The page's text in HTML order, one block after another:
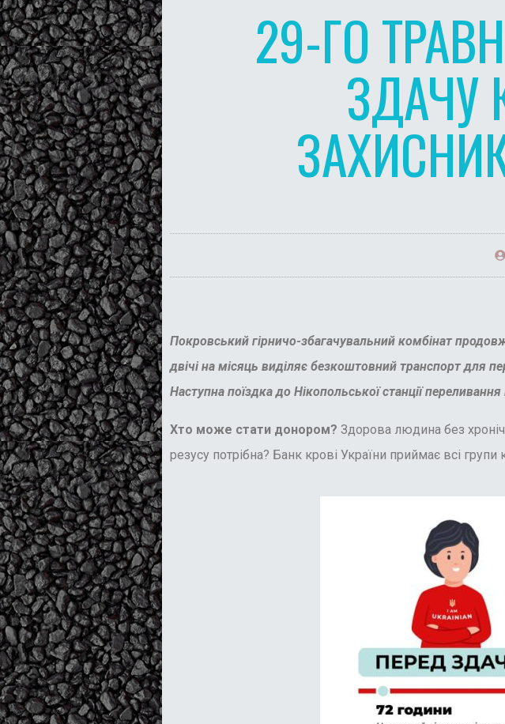
29-ГО
ЗДАЧУ
Покровський гірничо-збагачувальний комбінат
двічі на місяць виділяє безкоштовний транспорт для
Наступна поїздка до Нікопольської станції
Хто може стати донором?Здорова людина без
резусу потрібна? Банк крові України приймає всі групи